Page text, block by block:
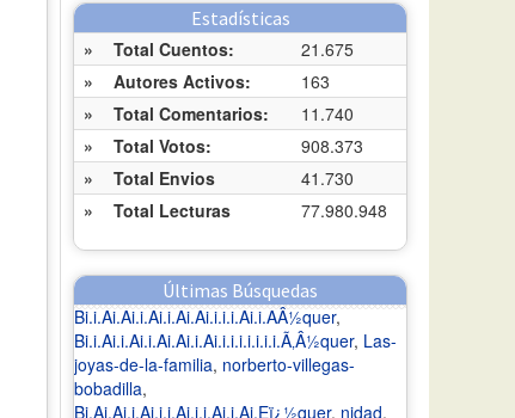
Estadísticas
»
Total Cuentos:
21.675
»
Autores Activos:
163
»
Total Comentarios:
11.740
»
Total Votos:
908.373
»
Total Envios
41.730
»
Total Lecturas 77.980.948
Últimas Búsquedas
Bi.i.Ai.Ai.i.Ai.i.Ai.Ai.i.i.i.Ai.i.AÂ½quer,
Bi.i.Ai.i.Ai.i.Ai.Ai.i.Ai.i.i.i.i.i.i.i.Ã‚Â½quer, Las-
joyas-de-la-familia, norberto-villegas-
bobadilla,
Bi.Ai.Ai.i.Ai.i.i.Ai.i.i.Ai.i.Ai.Eï¿½quer, nidad,